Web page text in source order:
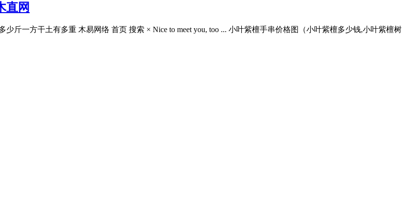
直网
斤一方干土有多重 木易网络 首页 搜索 × Nice to meet you, too ... 小叶紫檀手串价格图（小叶紫檀多少钱,小叶紫檀树